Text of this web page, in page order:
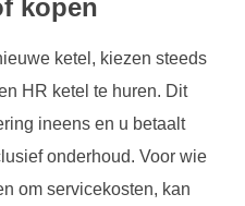
kopen
ketel, kiezen steeds
HR ketel te huren. Dit
ineens en u betaalt
onderhoud. Voor wie
om servicekosten, kan